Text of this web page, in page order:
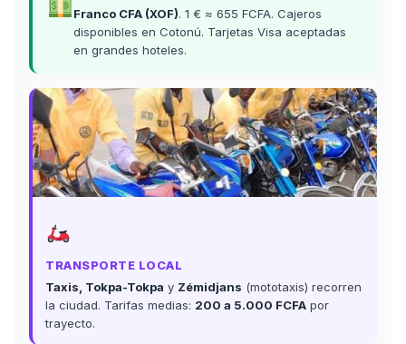
Franco CFA (XOF). 1 € ≈ 655 FCFA. Cajeros
disponibles en Cotonú. Tarjetas Visa aceptadas
en grandes hoteles.
TRANSPORTE LOCAL
Taxis, Tokpa-Tokpa y Zémidjans (mototaxis) recorren
la ciudad. Tarifas medias: 200 a 5.000 FCFA por
trayecto.